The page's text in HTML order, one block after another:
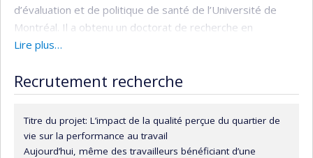
d’évaluation et de politique de santé de l’Université de
Montréal. Il a obtenu un doctorat de recherche en
psychologie organisationnelle de l’Université de Vérone en
(Montpellier III) en France. Ses recherches actuelles se
concentrent sur les déterminants de l'innovation à
différents niveaux – individuel, de groupe et
organisationnel – ainsi que sur les antécédents et les
conséquences de la compassion au travail. En tant que
Lire plus…
Recrutement recherche
Titre du projet: L’impact de la qualité perçue du quartier de
vie sur la performance au travail
Aujourd’hui, même des travailleurs bénéficiant d’une